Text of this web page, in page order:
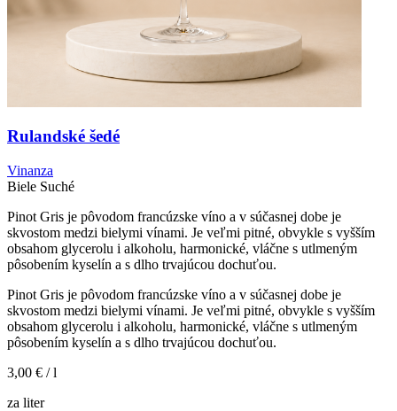
Rulandské šedé
Vinanza
Biele Suché
Pinot Gris je pôvodom francúzske víno a v súčasnej dobe je
skvostom medzi bielymi vínami. Je veľmi pitné, obvykle s vyšším
obsahom glycerolu i alkoholu, harmonické, vláčne s utlmeným
pôsobením kyselín a s dlho trvajúcou dochuťou.
Pinot Gris je pôvodom francúzske víno a v súčasnej dobe je
skvostom medzi bielymi vínami. Je veľmi pitné, obvykle s vyšším
obsahom glycerolu i alkoholu, harmonické, vláčne s utlmeným
pôsobením kyselín a s dlho trvajúcou dochuťou.
3,00 € / l
za liter